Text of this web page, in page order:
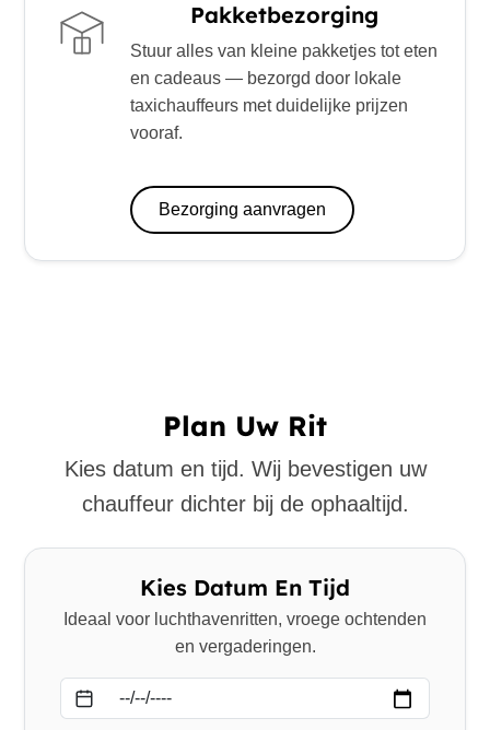
Pakketbezorging
Stuur alles van kleine pakketjes tot eten
en cadeaus — bezorgd door lokale
taxichauffeurs met duidelijke prijzen
vooraf.
Bezorging aanvragen
Plan Uw Rit
Kies datum en tijd. Wij bevestigen uw
chauffeur dichter bij de ophaaltijd.
Kies Datum En Tijd
Ideaal voor luchthavenritten, vroege ochtenden
en vergaderingen.